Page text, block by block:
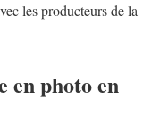
les producteurs de la
en photo en